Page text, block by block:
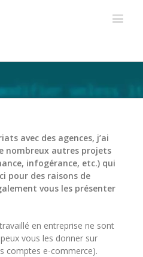
avec des agences, j’ai
nombreux autres projets
infogérance, etc.) qui
pour des raisons de
vous les présenter
en entreprise ne sont
vous les donner sur
comptes e-commerce).